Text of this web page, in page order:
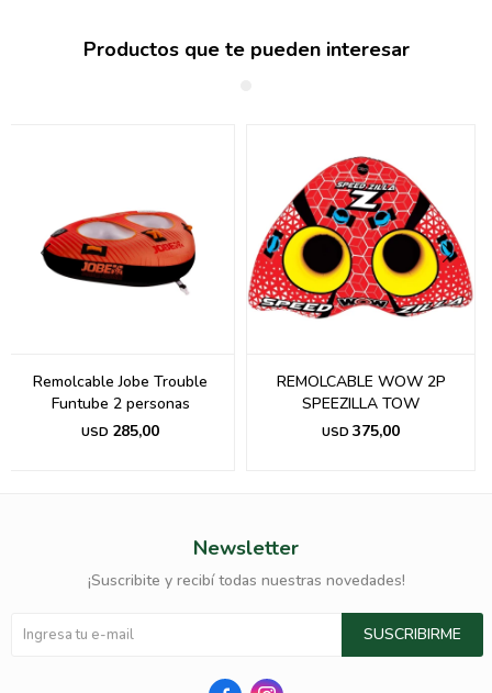
Productos que te pueden interesar
Remolcable Jobe Trouble
Funtube 2 personas
USD 285,00
REMOLCABLE WOW 2P
SPEEZILLA TOW
USD 375,00
Newsletter
¡Suscribite y recibí todas nuestras novedades!
SUSCRIBIRME